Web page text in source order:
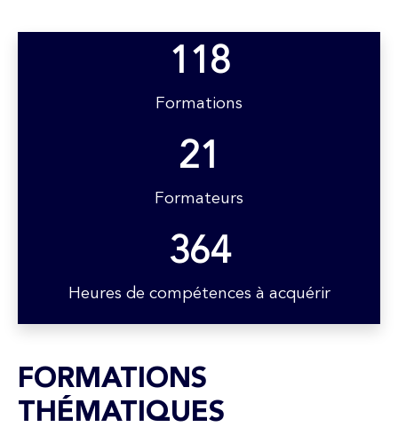
118
Formations
21
Formateurs
364
Heures de compétences à acquérir
FORMATIONS
THÉMATIQUES